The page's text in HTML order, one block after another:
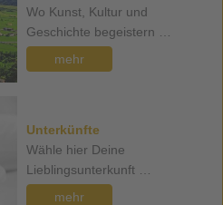
Wo Kunst, Kultur und
Geschichte begeistern …
mehr
Unterkünfte
Wähle hier Deine
Lieblingsunterkunft …
mehr